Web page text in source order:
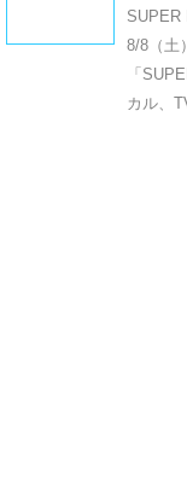
SUPER
8/8（土
「
カル、